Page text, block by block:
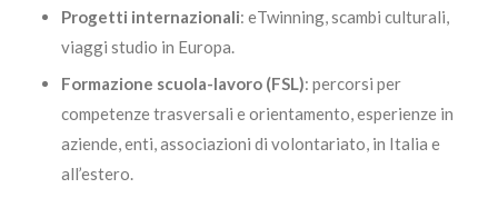
Progetti internazionali: eTwinning, scambi culturali,
viaggi studio in Europa.
Formazione scuola-lavoro (FSL): percorsi per
competenze trasversali e orientamento, esperienze in
aziende, enti, associazioni di volontariato, in Italia e
all’estero.